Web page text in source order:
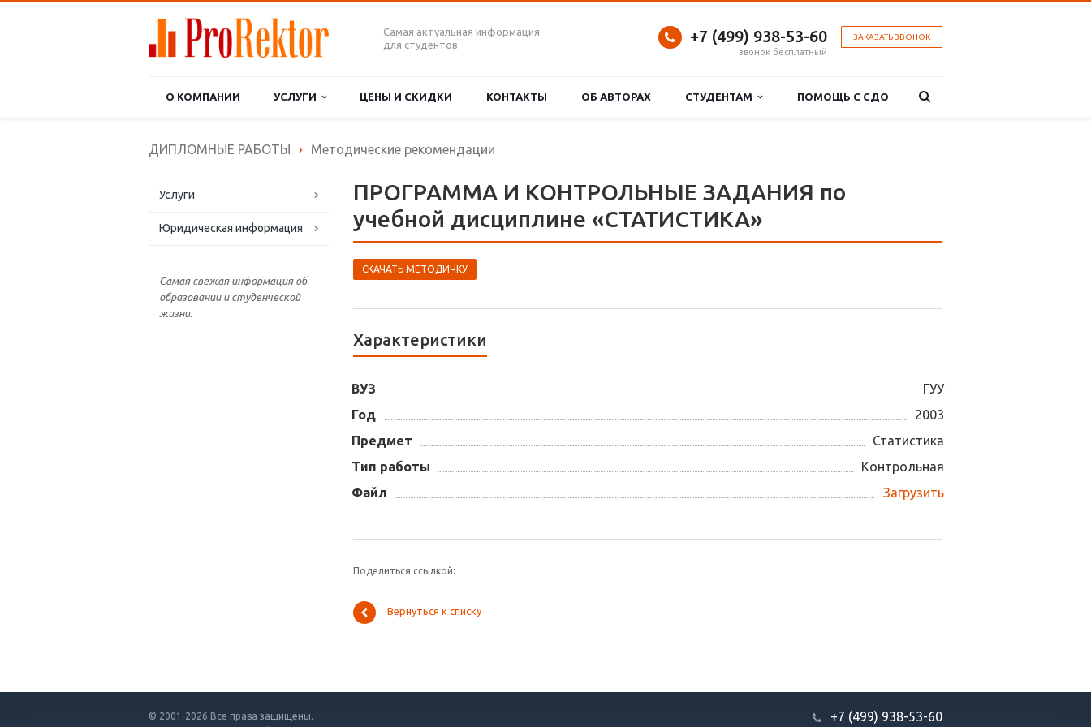
Самая актуальная информация
для студентов
ЗАКАЗАТЬ ЗВОНОК
+7 (499) 938-53-60
звонок бесплатный
О КОМПАНИИ УСЛУГИ ЦЕНЫ И СКИДКИ КОНТАКТЫ ОБ АВТОРАХ СТУДЕНТАМ ПОМОЩЬ С СДО
ДИПЛОМНЫЕ РАБОТЫ Методические рекомендации
Услуги
Юридическая информация
Самая свежая информация об
образовании и студенческой
жизни.
ПРОГРАММА И КОНТРОЛЬНЫЕ ЗАДАНИЯ по
учебной дисциплине «СТАТИСТИКА»
СКАЧАТЬ МЕТОДИЧКУ
Характеристики
ВУЗ
ГУУ
Год
2003
Предмет
Статистика
Тип работы
Контрольная
Файл
Загрузить
Поделиться ссылкой:
Вернуться к списку
© 2001-2026 Все права защищены.
+7 (499) 938-53-60